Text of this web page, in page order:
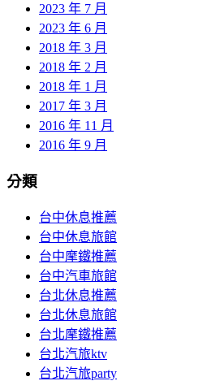
2023 年 7 月
2023 年 6 月
2018 年 3 月
2018 年 2 月
2018 年 1 月
2017 年 3 月
2016 年 11 月
2016 年 9 月
分類
台中休息推薦
台中休息旅館
台中摩鐵推薦
台中汽車旅館
台北休息推薦
台北休息旅館
台北摩鐵推薦
台北汽旅ktv
台北汽旅party